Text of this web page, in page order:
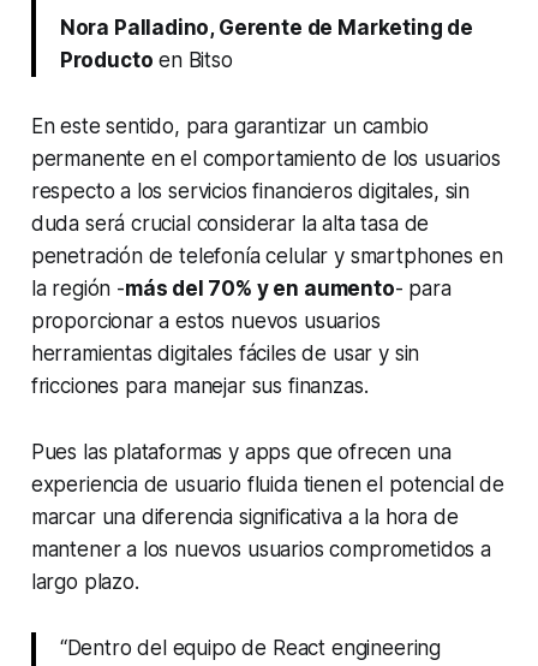
Nora Palladino, Gerente de Marketing de
Producto en Bitso
En este sentido, para garantizar un cambio
permanente en el comportamiento de los usuarios
respecto a los servicios financieros digitales, sin
duda será crucial considerar la alta tasa de
penetración de telefonía celular y smartphones en
la región -más del 70% y en aumento- para
proporcionar a estos nuevos usuarios
herramientas digitales fáciles de usar y sin
fricciones para manejar sus finanzas.
Pues las plataformas y apps que ofrecen una
experiencia de usuario fluida tienen el potencial de
marcar una diferencia significativa a la hora de
mantener a los nuevos usuarios comprometidos a
largo plazo.
“Dentro del equipo de React engineering